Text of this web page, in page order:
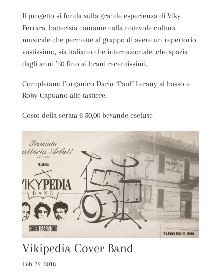
Il progetto si fonda sulla grande esperienza di Viky
Ferrara, batterista cantante dalla notevole cultura
musicale che permette al gruppo di avere un repertorio
vastissimo, sia italiano che internazionale, che spazia
dagli anni ’50 fino ai brani recentissimi.
Completano l’organico Dario “Paul” Lerany al basso e
Roby Capuano alle tastiere.
Costo della serata € 50,00 bevande escluse
Vikipedia Cover Band
Feb 26, 2018